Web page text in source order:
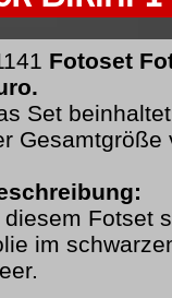
Fotoset
Set
Gesamtgröße
diesem Fotset
im